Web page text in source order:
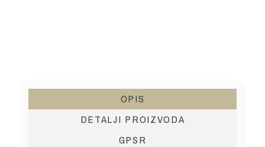
OPIS
DETALJI PROIZVODA
GPSR